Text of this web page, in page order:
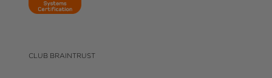
CLUB BRAINTRUST